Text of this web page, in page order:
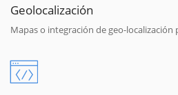
Geolocalización
Mapas o integración de geo-